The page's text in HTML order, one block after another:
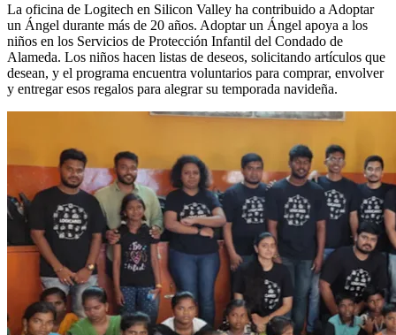
La oficina de Logitech en Silicon Valley ha contribuido a Adoptar
un Ángel durante más de 20 años. Adoptar un Ángel apoya a los
niños en los Servicios de Protección Infantil del Condado de
Alameda. Los niños hacen listas de deseos, solicitando artículos que
desean, y el programa encuentra voluntarios para comprar, envolver
y entregar esos regalos para alegrar su temporada navideña.